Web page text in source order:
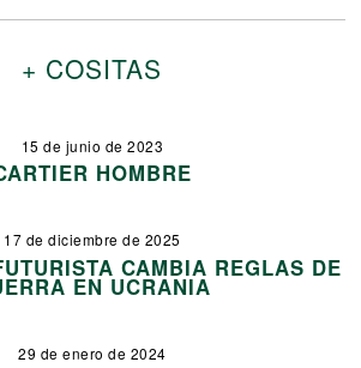
+ COSITAS
15 de junio de 2023
HOMBRE
17 de diciembre de 2025
CAMBIA REGLAS DE
EN UCRANIA
29 de enero de 2024